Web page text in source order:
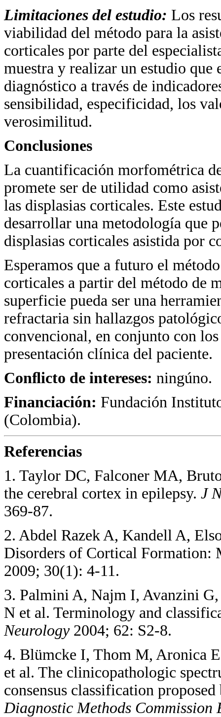
Limitaciones del estudio: Los
viabilidad del método para la
corticales por parte del
muestra y realizar un estudio que
diagnóstico a través de
sensibilidad, especificidad, los
verosimilitud.
Conclusiones
La cuantificación morfométrica
promete ser de utilidad como
las displasias corticales. Este
desarrollar una metodología que
displasias corticales asistida por
Esperamos que a futuro el
corticales a partir del método de
superficie pueda ser una
refractaria sin hallazgos
convencional, en conjunto con
presentación clínica del paciente.
Conﬂicto de intereses: ningúno.
Financiación: Fundación
(Colombia).
Referencias
1. Taylor DC, Falconer MA,
the cerebral cortex in epilepsy. J
369-87.
2. Abdel Razek A, Kandell A,
Disorders of Cortical Formation:
2009; 30(1): 4-11.
3. Palmini A, Najm I, Avanzini
N et al. Terminology and
Neurology2004; 62: S2-8.
4. Blümcke I, Thom M, Aronica
et al. The clinicopathologic
consensus classification
Diagnostic Methods Commission